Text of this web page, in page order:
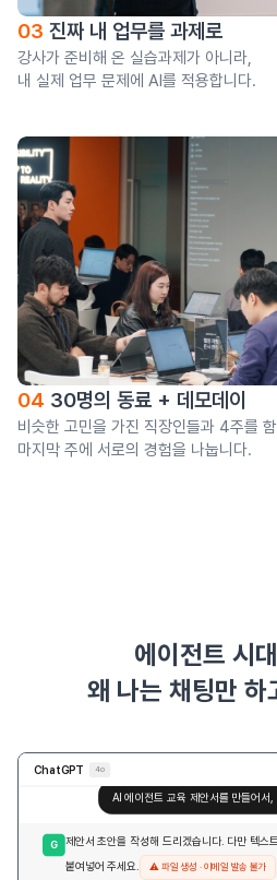
03 진짜 내 업무를 과제로
강사가 준비해 온 실습과제가 아니라,
내 실제 업무 문제에 AI를 적용합니다.
04 30명의 동료 + 데모데이
비슷한 고민을 가진 직장인들과 4주를
마지막 주에 서로의 경험을 나눕니다.
에이전트 시
왜 나는 채팅만 하
ChatGPT 4o
AI 에이전트 교육 제안서를 만들어서
G
제안서 초안을 작성해 드리겠습니다. 다만 텍스
붙여넣어 주세요.
⚠️ 파일 생성 · 이메일 발송 불가